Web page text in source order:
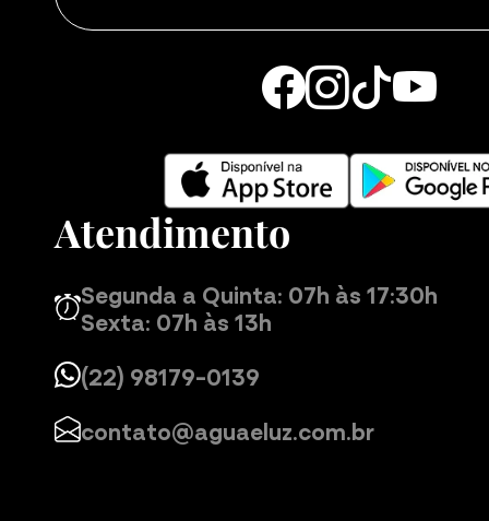
Atendimento
Segunda a Quinta: 07h às 17:30h
Sexta: 07h às 13h
(22) 98179-0139
contato@aguaeluz.com.br